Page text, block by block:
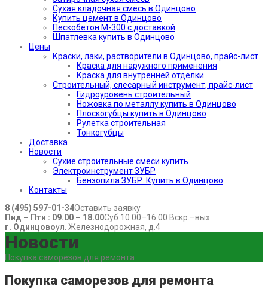
Сухая кладочная смесь в Одинцово
Купить цемент в Одинцово
Пескобетон М-300 с доставкой
Шпатлевка купить в Одинцово
Цены
Краски, лаки, растворители в Одинцово, прайс-лист
Краска для наружного применения
Краска для внутренней отделки
Строительный, слесарный инструмент, прайс-лист
Гидроуровень строительный
Ножовка по металлу купить в Одинцово
Плоскогубцы купить в Одинцово
Рулетка строительная
Тонкогубцы
Доставка
Новости
Сухие строительные смеси купить
Электроинструмент ЗУБР
Бензопила ЗУБР. Купить в Одинцово
Контакты
8 (495) 597-01-34Оставить заявку
Пнд – Птн : 09.00 – 18.00Суб 10.00–16.00 Вскр.–вых.
г. Одинцовоул. Железнодорожная, д.4
Новости
Покупка саморезов для ремонта
Покупка саморезов для ремонта